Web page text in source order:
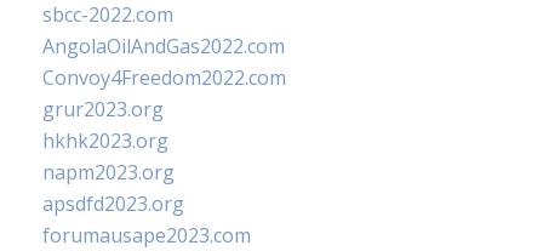
sbcc-2022.com
AngolaOilAndGas2022.com
Convoy4Freedom2022.com
grur2023.org
hkhk2023.org
napm2023.org
apsdfd2023.org
forumausape2023.com